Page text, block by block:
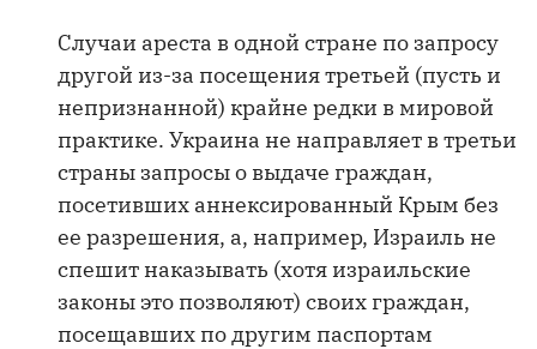
Случаи ареста в одной стране по запросу
другой из-за посещения третьей (пусть и
непризнанной) крайне редки в мировой
практике. Украина не направляет в третьи
страны запросы о выдаче граждан,
посетивших аннексированный Крым без
ее разрешения, а, например, Израиль не
спешит наказывать (хотя израильские
законы это позволяют) своих граждан,
посещавших по другим паспортам